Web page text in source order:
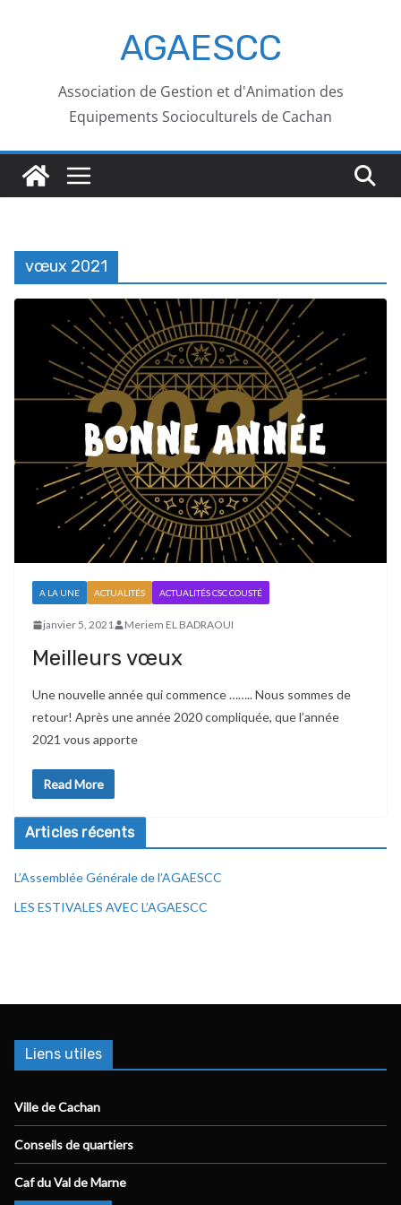
AGAESCC
Association de Gestion et d'Animation des
Equipements Socioculturels de Cachan
vœux 2021
A LA UNE ACTUALITÉS ACTUALITÉS CSC COUSTÉ
janvier 5, 2021 Meriem EL BADRAOUI
Meilleurs vœux
Une nouvelle année qui commence …….. Nous sommes de
retour! Après une année 2020 compliquée, que l’année
2021 vous apporte
Read More
Articles récents
L’Assemblée Générale de l’AGAESCC
LES ESTIVALES AVEC L’AGAESCC
Liens utiles
Ville de Cachan
Conseils de quartiers
Caf du Val de Marne